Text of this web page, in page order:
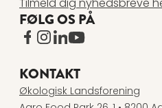
Tilmeld dig nyhedsbreve
FØLG OS PÅ
www.facebook.com
www.instagram.com
www.linkedin.com
KONTAKT
Økologisk Landsforening